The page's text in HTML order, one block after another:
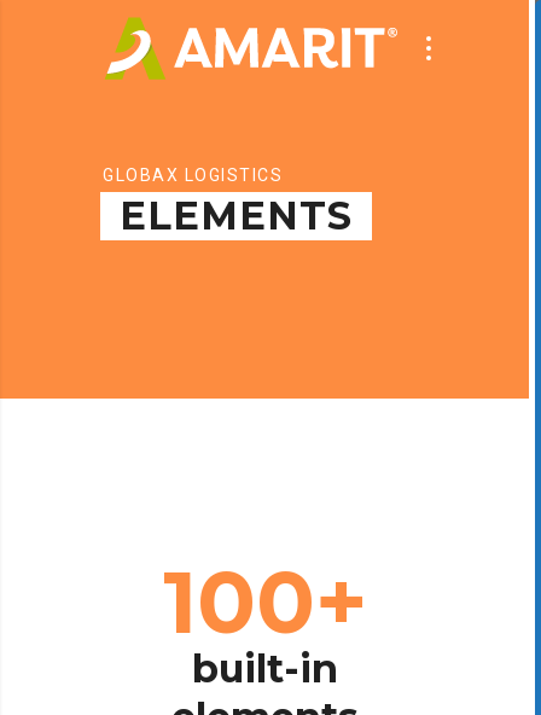
GLOBAX LOGISTICS
ELEMENTS
100+
built-in